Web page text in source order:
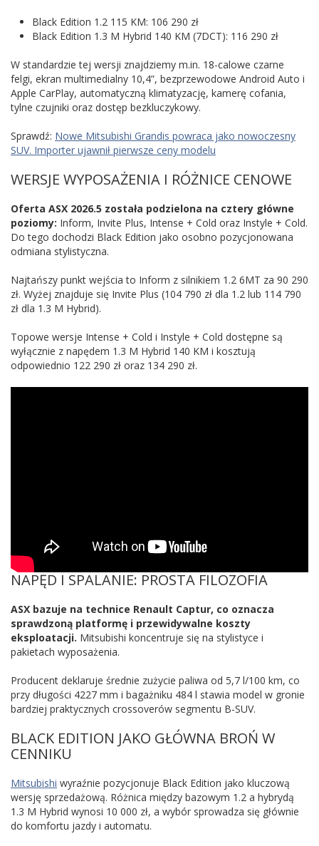
Black Edition 1.2 115 KM: 106 290 zł
Black Edition 1.3 M Hybrid 140 KM (7DCT): 116 290 zł
W standardzie tej wersji znajdziemy m.in. 18-calowe czarne
felgi, ekran multimedialny 10,4”, bezprzewodowe Android Auto i
Apple CarPlay, automatyczną klimatyzację, kamerę cofania,
tylne czujniki oraz dostęp bezkluczykowy.
Sprawdź: Nowe Mitsubishi Grandis powraca jako nowoczesny
SUV. Importer ujawnił pierwsze ceny modelu
WERSJE WYPOSAŻENIA I RÓŻNICE CENOWE
Oferta ASX 2026.5 została podzielona na cztery główne
poziomy: Inform, Invite Plus, Intense + Cold oraz Instyle + Cold.
Do tego dochodzi Black Edition jako osobno pozycjonowana
odmiana stylistyczna.
Najtańszy punkt wejścia to Inform z silnikiem 1.2 6MT za 90 290
zł. Wyżej znajduje się Invite Plus (104 790 zł dla 1.2 lub 114 790
zł dla 1.3 M Hybrid).
Topowe wersje Intense + Cold i Instyle + Cold dostępne są
wyłącznie z napędem 1.3 M Hybrid 140 KM i kosztują
odpowiednio 122 290 zł oraz 134 290 zł.
NAPĘD I SPALANIE: PROSTA FILOZOFIA
ASX bazuje na technice Renault Captur, co oznacza
sprawdzoną platformę i przewidywalne koszty
eksploatacji. Mitsubishi koncentruje się na stylistyce i
pakietach wyposażenia.
Producent deklaruje średnie zużycie paliwa od 5,7 l/100 km, co
przy długości 4227 mm i bagażniku 484 l stawia model w gronie
bardziej praktycznych crossoverów segmentu B-SUV.
BLACK EDITION JAKO GŁÓWNA BROŃ W
CENNIKU
Mitsubishi wyraźnie pozycjonuje Black Edition jako kluczową
wersję sprzedażową. Różnica między bazowym 1.2 a hybrydą
1.3 M Hybrid wynosi 10 000 zł, a wybór sprowadza się głównie
do komfortu jazdy i automatu.